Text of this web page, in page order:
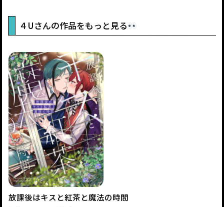
４Uさんの作品をもっと見る
放課後はキスと紅茶と魔法の時間